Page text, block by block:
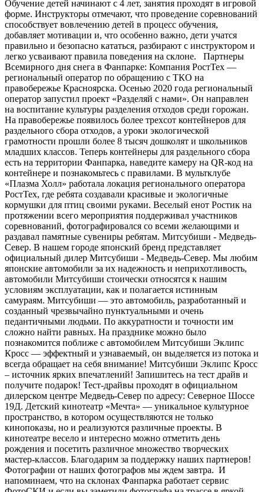
Обучение детей начинают с 4 лет, занятия проходят в игровой
форме. Инструкторы отмечают, что проведение соревнований
способствует вовлечению детей в процесс обучения,
добавляет мотивации и, что особенно важно, дети учатся
правильно и безопасно кататься, разбирают с инструктором и
легко усваивают правила поведения на склоне. Партнеры
Всемирного дня снега в Фанпарке: Компания РостТех —
региональный оператор по обращению с ТКО на
правобережье Красноярска. Осенью 2020 года региональный
оператор запустил проект «Разделяй с нами». Он направлен
на воспитание культуры разделения отходов среди горожан.
На правобережье появилось более трехсот контейнеров для
раздельного сбора отходов, а уроки экологической
грамотности прошли более 8 тысяч дошколят и школьников
младших классов. Теперь контейнеры для раздельного сбора
есть на территории Фанпарка, наведите камеру на QR-код на
контейнере и познакомьтесь с правилами. В мультклубе
«Плазма Холл» работала локация регионального оператора
РостТех, где ребята создавали красивые и экологичные
кормушки для птиц своими руками. Веселый енот Ростик на
протяжении всего мероприятия поддерживал участников
соревнований, фотографировался со всеми желающими и
раздавал памятные сувениры ребятам. Митсубиши - Медведь-
Север. В нашем городе японский бренд представляет
официальный дилер Митсубиши - Медведь-Север. Мы любим
японские автомобили за их надежность и неприхотливость,
автомобили Митсубиши стоически относятся к нашим
условиям эксплуатации, как и полагается истинным
самураям. Митсубиши — это автомобиль, разработанный и
созданный чрезвычайно пунктуальными и очень
педантичными людьми. По аккуратности и точности им
сложно найти равных. На празднике можно было
познакомится поближе с автомобилем Митсубиши Эклипс
Кросс — эффектный и узнаваемый, он выделяется из потока и
всегда обращает на себя внимание! Митсубиши Эклипс Кросс
– источник ярких впечатлений! Запишитесь на тест драйв и
получите подарок! Тест-драйвы проходят в официальном
дилерском центре Медведь-Север по адресу: Северное Шоссе
19Д. Детский кинотеатр «Мечта» — уникальное культурное
пространство, в котором осуществляются не только
кинопоказы, но и реализуются различные проекты. В
кинотеатре весело и интересно можно отметить день
рождения и посетить различное множество творческих
мастер-классов. Благодарим за поддержку наших партнеров!
Фотографии от наших фотографов мы ждем завтра. И
напоминаем, что на склонах Фанпарка работает сервис